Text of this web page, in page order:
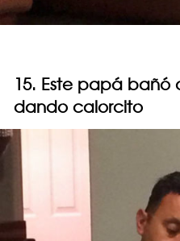
15. Este papá bañó
dando calorcito